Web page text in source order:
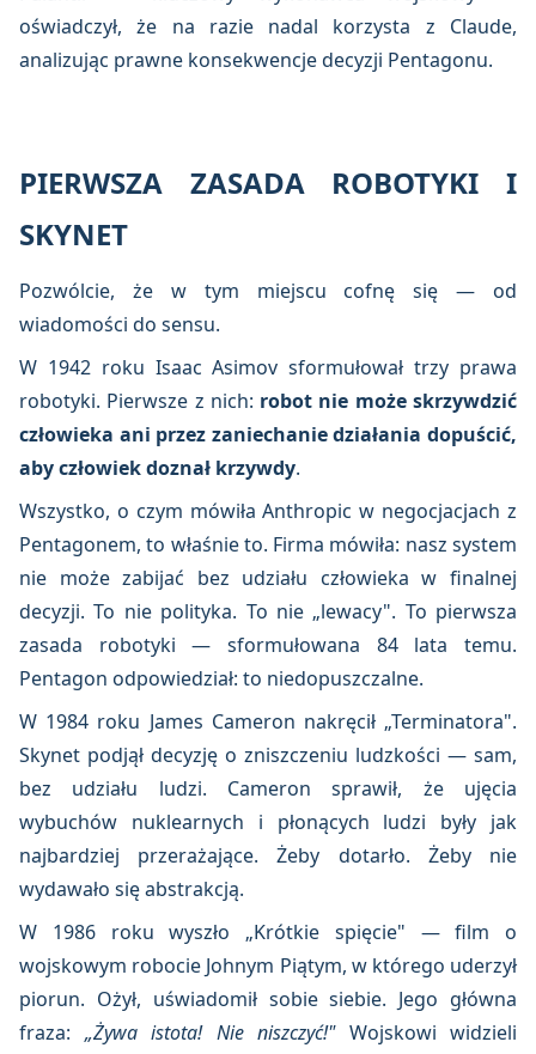
oświadczył, że na razie nadal korzysta z Claude,
analizując prawne konsekwencje decyzji Pentagonu.
PIERWSZA ZASADA ROBOTYKI I
SKYNET
Pozwólcie, że w tym miejscu cofnę się — od
wiadomości do sensu.
W 1942 roku Isaac Asimov sformułował trzy prawa
robotyki. Pierwsze z nich: robot nie może skrzywdzić
człowieka ani przez zaniechanie działania dopuścić,
aby człowiek doznał krzywdy.
Wszystko, o czym mówiła Anthropic w negocjacjach z
Pentagonem, to właśnie to. Firma mówiła: nasz system
nie może zabijać bez udziału człowieka w finalnej
decyzji. To nie polityka. To nie „lewacy". To pierwsza
zasada robotyki — sformułowana 84 lata temu.
Pentagon odpowiedział: to niedopuszczalne.
W 1984 roku James Cameron nakręcił „Terminatora".
Skynet podjął decyzję o zniszczeniu ludzkości — sam,
bez udziału ludzi. Cameron sprawił, że ujęcia
wybuchów nuklearnych i płonących ludzi były jak
najbardziej przerażające. Żeby dotarło. Żeby nie
wydawało się abstrakcją.
W 1986 roku wyszło „Krótkie spięcie" — film o
wojskowym robocie Johnym Piątym, w którego uderzył
piorun. Ożył, uświadomił sobie siebie. Jego główna
fraza: „Żywa istota! Nie niszczyć!"Wojskowi widzieli